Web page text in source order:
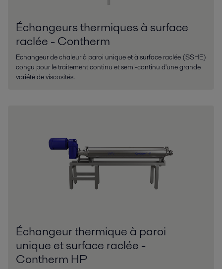
Échangeurs thermiques à surface
raclée - Contherm
Echangeur de chaleur à paroi unique et à surface raclée (SSHE)
conçu pour le traitement continu et semi-continu d'une grande
variété de viscosités.
Échangeur thermique à paroi
unique et surface raclée -
Contherm HP